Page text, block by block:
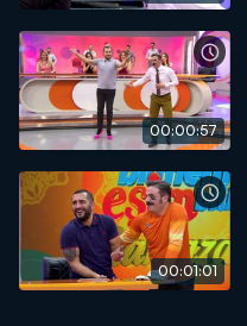
00:00:57
00:01:01